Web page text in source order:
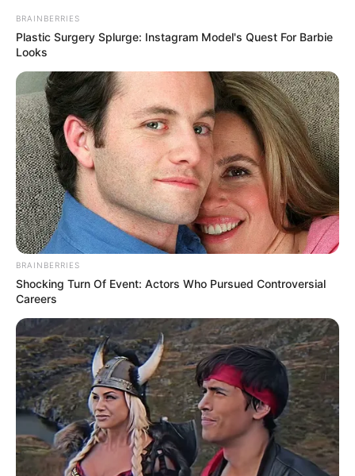
BRAINBERRIES
Plastic Surgery Splurge: Instagram Model's Quest For Barbie
Looks
BRAINBERRIES
Shocking Turn Of Event: Actors Who Pursued Controversial
Careers